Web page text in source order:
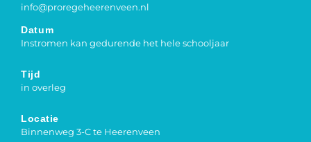
info@proregeheerenveen.nl
Datum
Instromen kan gedurende het hele schooljaar
Tijd
in overleg
Locatie
Binnenweg 3-C te Heerenveen